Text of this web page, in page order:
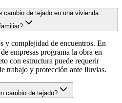
cambio de tejado en una vivienda
y complejidad de encuentros. En
empresas programa la obra en
con estructura puede requerir
trabajo y protección ante lluvias.
cambio de tejado?